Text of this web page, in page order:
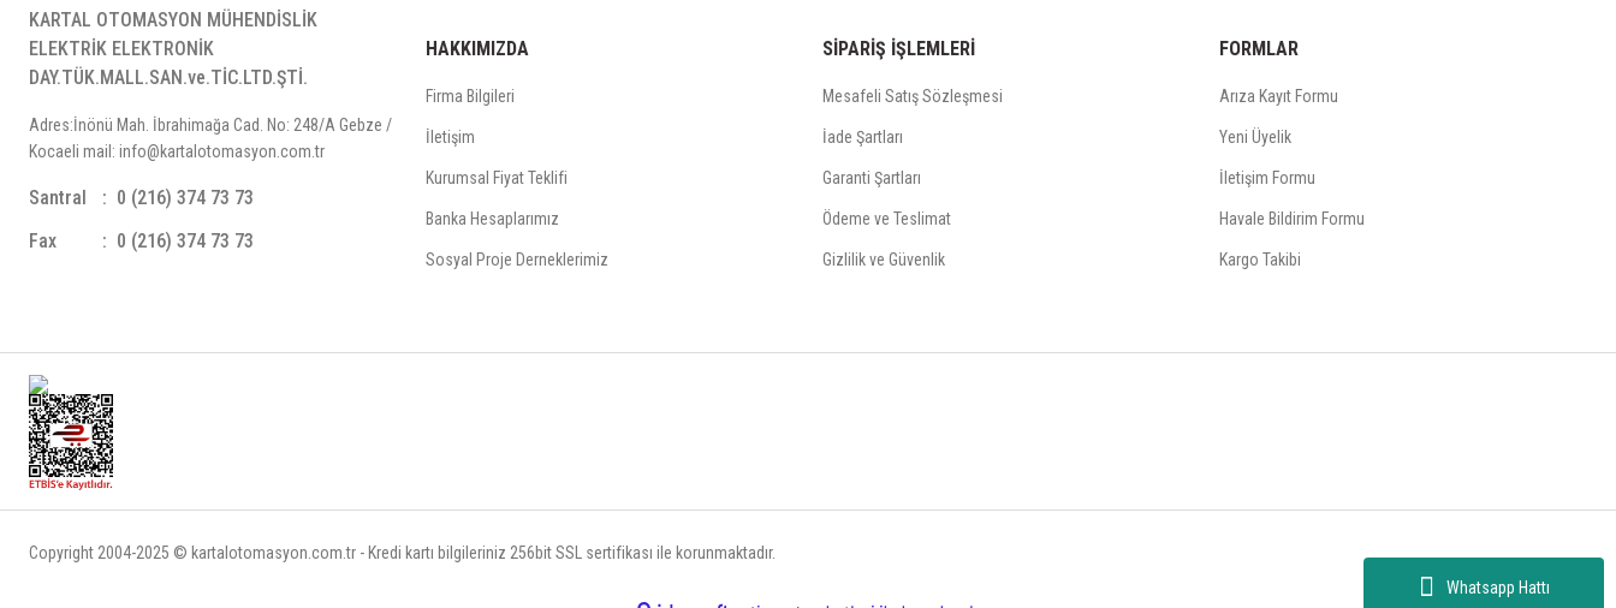
Whatsapp Hattı
KARTAL OTOMASYON MÜHENDİSLİK
ELEKTRİK ELEKTRONİK
DAY.TÜK.MALL.SAN.ve.TİC.LTD.ŞTİ.
Adres:İnönü Mah. İbrahimağa Cad. No: 248/A Gebze /
Kocaeli mail: info@kartalotomasyon.com.tr
Santral
0 (216) 374 73 73
Fax
0 (216) 374 73 73
HAKKIMIZDA
Firma Bilgileri
İletişim
Kurumsal Fiyat Teklifi
Banka Hesaplarımız
Sosyal Proje Derneklerimiz
SİPARİŞ İŞLEMLERİ
Mesafeli Satış Sözleşmesi
İade Şartları
Garanti Şartları
Ödeme ve Teslimat
Gizlilik ve Güvenlik
FORMLAR
Arıza Kayıt Formu
Yeni Üyelik
İletişim Formu
Havale Bildirim Formu
Kargo Takibi
Copyright 2004-2025 © kartalotomasyon.com.tr - Kredi kartı bilgileriniz 256bit SSL sertifikası ile korunmaktadır.